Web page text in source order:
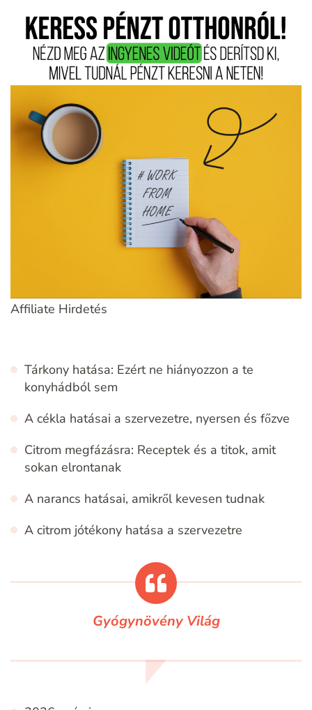
Affiliate Hirdetés
Tárkony hatása: Ezért ne hiányozzon a te
konyhádból sem
A cékla hatásai a szervezetre, nyersen és főzve
Citrom megfázásra: Receptek és a titok, amit
sokan elrontanak
A narancs hatásai, amikről kevesen tudnak
A citrom jótékony hatása a szervezetre
Gyógynövény Világ